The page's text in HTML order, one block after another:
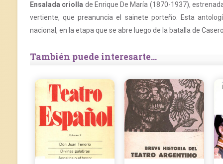
Ensalada criolla de Enrique De María (1870-1937),
vertiente, que preanuncia el sainete porteño. Esta
nacional, en la etapa que se abre luego de la batalla de
También puede interesarte...